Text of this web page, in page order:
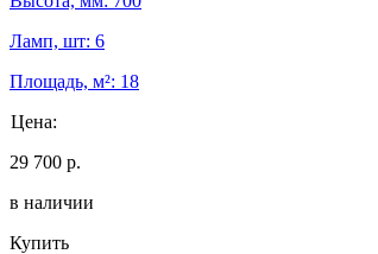
Ламп, шт: 6
Площадь, м²: 18
Цена:
29 700 р.
в наличии
Купить